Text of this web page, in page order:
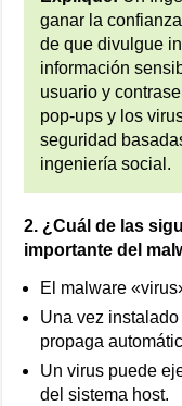
ganar la
de que divulgue
información
usuario y
pop-ups y los
seguridad
ingeniería social.
2. ¿Cuál de las
importante del
El malware
Una vez
propaga
Un virus puede
del sistema host.